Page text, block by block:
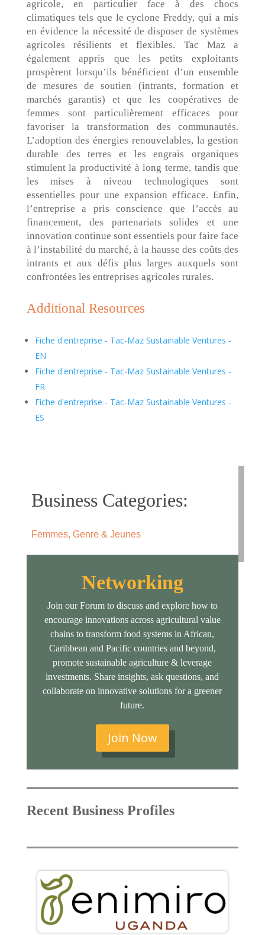
agricole, en particulier face à des chocs
climatiques tels que le cyclone Freddy, qui a mis
en évidence la nécessité de disposer de systèmes
agricoles résilients et flexibles. Tac Maz a
également appris que les petits exploitants
prospèrent lorsqu’ils bénéficient d’un ensemble
de mesures de soutien (intrants, formation et
marchés garantis) et que les coopératives de
femmes sont particulièrement efficaces pour
favoriser la transformation des communautés.
L’adoption des énergies renouvelables, la gestion
durable des terres et les engrais organiques
stimulent la productivité à long terme, tandis que
les mises à niveau technologiques sont
essentielles pour une expansion efficace. Enfin,
l’entreprise a pris conscience que l’accès au
financement, des partenariats solides et une
innovation continue sont essentiels pour faire face
à l’instabilité du marché, à la hausse des coûts des
intrants et aux défis plus larges auxquels sont
confrontées les entreprises agricoles rurales.
Additional Resources
Fiche d'entreprise - Tac-Maz Sustainable Ventures -
EN
Fiche d'entreprise - Tac-Maz Sustainable Ventures -
FR
Fiche d'entreprise - Tac-Maz Sustainable Ventures -
ES
Business Categories:
Femmes, Genre & Jeunes
Networking
Join our Forum to discuss and explore how to
encourage innovations across agricultural value
chains to transform food systems in African,
Caribbean and Pacific countries and beyond,
promote sustainable agriculture & leverage
investments. Share insights, ask questions, and
collaborate on innovative solutions for a greener
future.
Join Now
Recent Business Profiles